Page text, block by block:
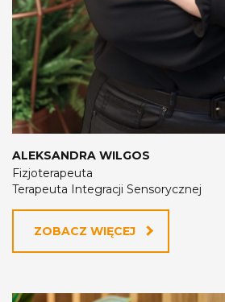
ALEKSANDRA WILGOS
Fizjoterapeuta
Terapeuta Integracji Sensorycznej
ZOBACZ WIĘCEJ